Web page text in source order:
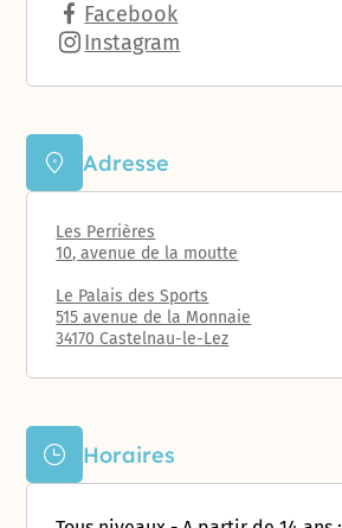
Facebook
Instagram
Adresse
Les Perrières
10, avenue de la moutte
Le Palais des Sports
515 avenue de la Monnaie
34170 Castelnau-le-Lez
Horaires